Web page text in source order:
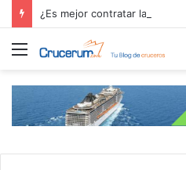
Menú